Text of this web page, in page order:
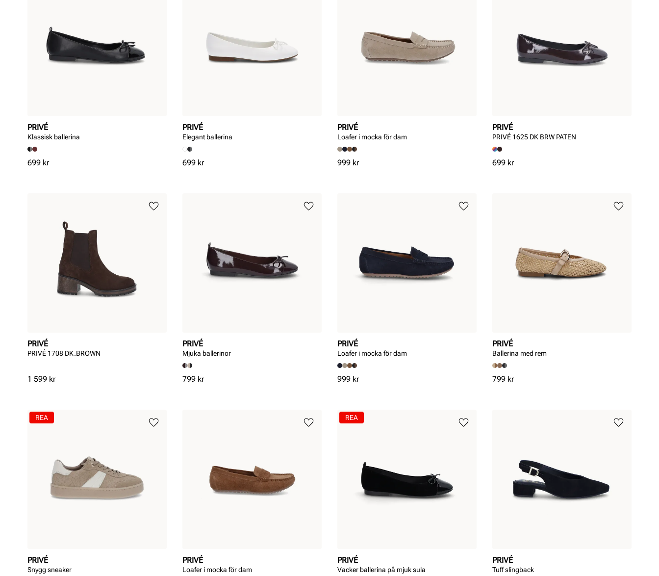
PRIVÉ
Klassisk ballerina
Pris
699 kr
PRIVÉ
Elegant ballerina
Pris
699 kr
PRIVÉ
Loafer i mocka för dam
Pris
999 kr
PRIVÉ
PRIVÉ 1625 DK BRW PATEN
Pris
699 kr
PRIVÉ
PRIVÉ 1708 DK.BROWN
Pris
1 599 kr
PRIVÉ
Mjuka ballerinor
Pris
799 kr
PRIVÉ
Loafer i mocka för dam
Pris
999 kr
PRIVÉ
Ballerina med rem
Pris
799 kr
PRIVÉ
Snygg sneaker
REA
PRIVÉ
Loafer i mocka för dam
PRIVÉ
Vacker ballerina på mjuk sula
REA
PRIVÉ
Tuff slingback